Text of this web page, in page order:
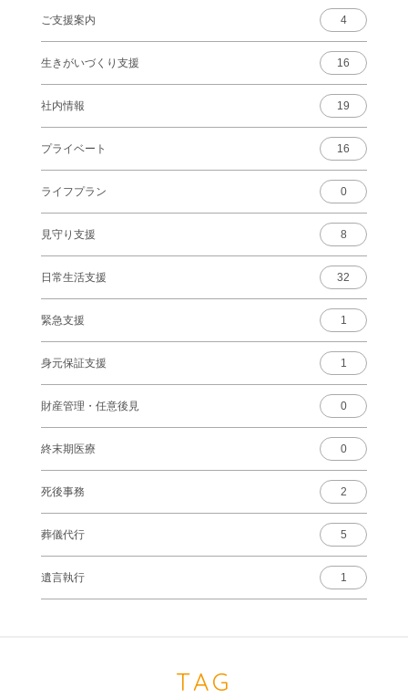
ご支援案内 4
生きがいづくり支援 16
社内情報 19
プライベート 16
ライフプラン 0
見守り支援 8
日常生活支援 32
緊急支援 1
身元保証支援 1
財産管理・任意後見 0
終末期医療 0
死後事務 2
葬儀代行 5
遺言執行 1
TAG